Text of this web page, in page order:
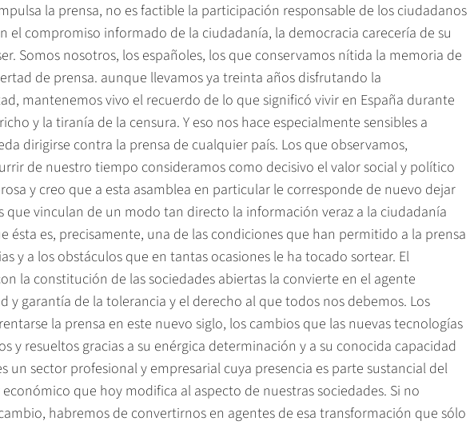
la prensa, no es factible la participación responsable de los ciudadanos
el compromiso informado de la ciudadanía, la democracia carecería de su
Somos nosotros, los españoles, los que conservamos nítida la memoria de
de prensa. aunque llevamos ya treinta años disfrutando la
mantenemos vivo el recuerdo de lo que significó vivir en España durante
y la tiranía de la censura. Y eso nos hace especialmente sensibles a
dirigirse contra la prensa de cualquier país. Los que observamos,
de nuestro tiempo consideramos como decisivo el valor social y político
y creo que a esta asamblea en particular le corresponde de nuevo dejar
que vinculan de un modo tan directo la información veraz a la ciudadanía
ésta es, precisamente, una de las condiciones que han permitido a la prensa
y a los obstáculos que en tantas ocasiones le ha tocado sortear. El
la constitución de las sociedades abiertas la convierte en el agente
y garantía de la tolerancia y el derecho al que todos nos debemos. Los
la prensa en este nuevo siglo, los cambios que las nuevas tecnologías
y resueltos gracias a su enérgica determinación y a su conocida capacidad
un sector profesional y empresarial cuya presencia es parte sustancial del
que hoy modifica al aspecto de nuestras sociedades. Si no
habremos de convertirnos en agentes de esa transformación que sólo